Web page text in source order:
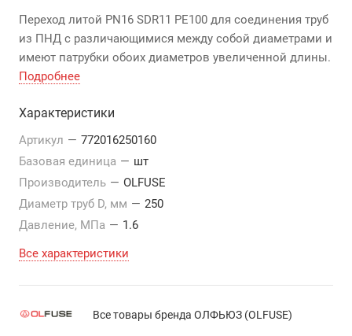
Переход литой PN16 SDR11 PE100 для соединения труб
из ПНД с различающимися между собой диаметрами и
имеют патрубки обоих диаметров увеличенной длины.
Подробнее
Характеристики
Артикул — 772016250160
Базовая единица — шт
Производитель — OLFUSE
Диаметр труб D, мм — 250
Давление, МПа — 1.6
Все характеристики
Все товары бренда ОЛФЬЮЗ (OLFUSE)